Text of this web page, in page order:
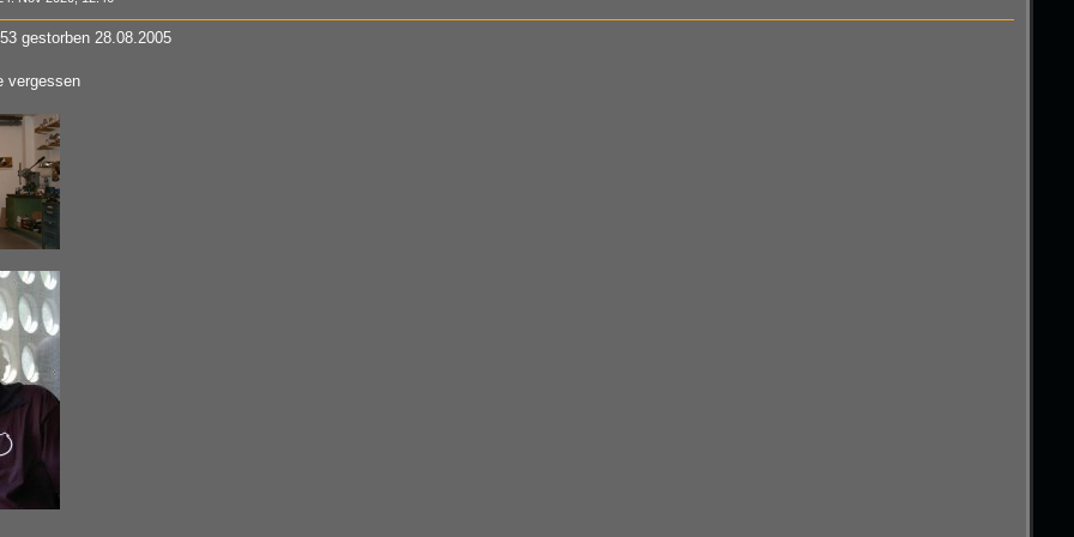
gestorben 28.08.2005
vergessen